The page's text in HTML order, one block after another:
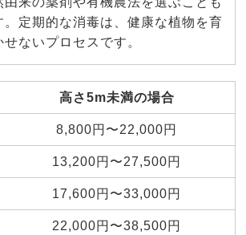
。定期的な消毒は、健康な植物を育
ないプロセスです。
高さ5m未満の場合
8,800円〜22,000円
13,200円〜27,500円
17,600円〜33,000円
22,000円〜38,500円